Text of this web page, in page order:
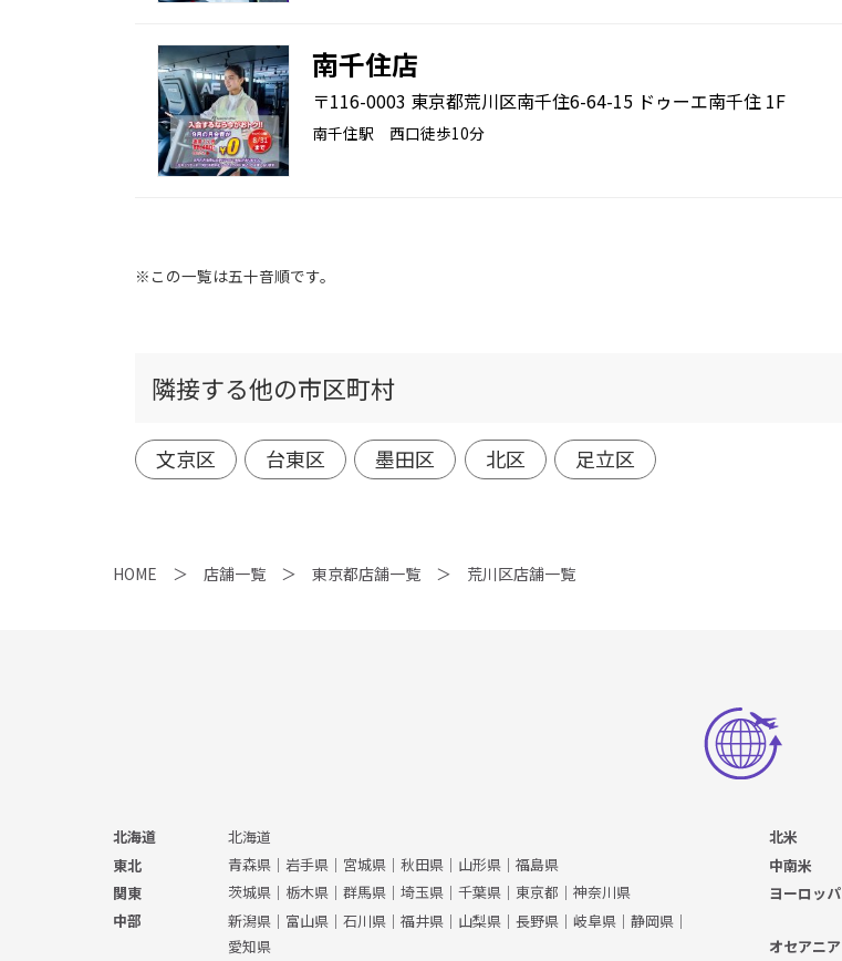
南千住店
〒116-0003 東京都荒川区南千住6-64-15 ドゥーエ南千住 1F
南千住駅 西口徒歩10分
※この一覧は五十音順です。
隣接する他の市区町村
文京区 台東区 墨田区 北区 足立区
HOME 店舗一覧 東京都店舗一覧 荒川区店舗一覧
北海道
北海道
東北
青森県 ｜ 岩手県 ｜ 宮城県 ｜ 秋田県 ｜ 山形県 ｜ 福島県
関東
茨城県 ｜ 栃木県 ｜ 群馬県 ｜ 埼玉県 ｜ 千葉県 ｜ 東京都 ｜ 神奈川県
中部
新潟県 ｜ 富山県 ｜ 石川県 ｜ 福井県 ｜ 山梨県 ｜ 長野県 ｜ 岐阜県 ｜ 静岡県 ｜
愛知県
北米
中南米
ヨーロッパ
オセアニア